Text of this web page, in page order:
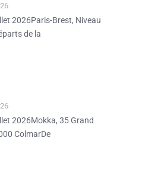
2026Paris-Brest, Niveau
de la
2026Mokka, 35 Grand
ColmarDe